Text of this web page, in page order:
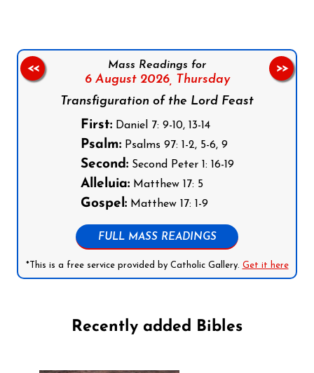
Mass Readings for
6 August 2026,
Thursday
Transfiguration of the Lord Feast
First:Daniel 7: 9-10, 13-14
Psalm:Psalms 97: 1-2, 5-6, 9
Second:Second Peter 1: 16-19
Alleluia:Matthew 17: 5
Gospel:Matthew 17: 1-9
FULL MASS READINGS
*This is a free service provided by Catholic Gallery. Get it here
<< >>
Recently added Bibles